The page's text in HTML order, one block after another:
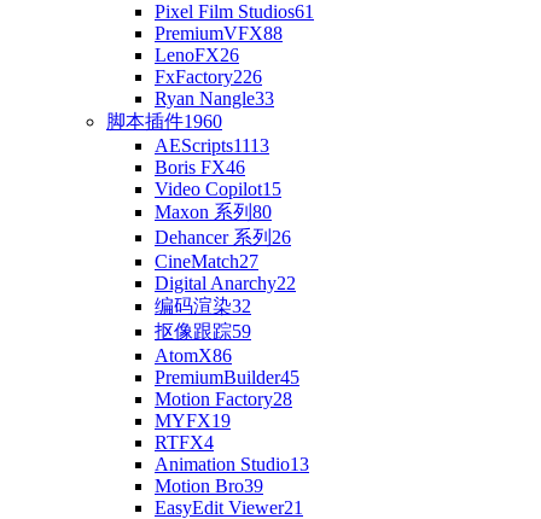
Pixel Film Studios61
PremiumVFX88
LenoFX26
FxFactory226
Ryan Nangle33
脚本插件1960
AEScripts1113
Boris FX46
Video Copilot15
Maxon 系列 80
Dehancer 系列 26
CineMatch27
Digital Anarchy22
编码渲染32
抠像跟踪59
AtomX86
PremiumBuilder45
Motion Factory28
MYFX19
RTFX4
Animation Studio13
Motion Bro39
EasyEdit Viewer21